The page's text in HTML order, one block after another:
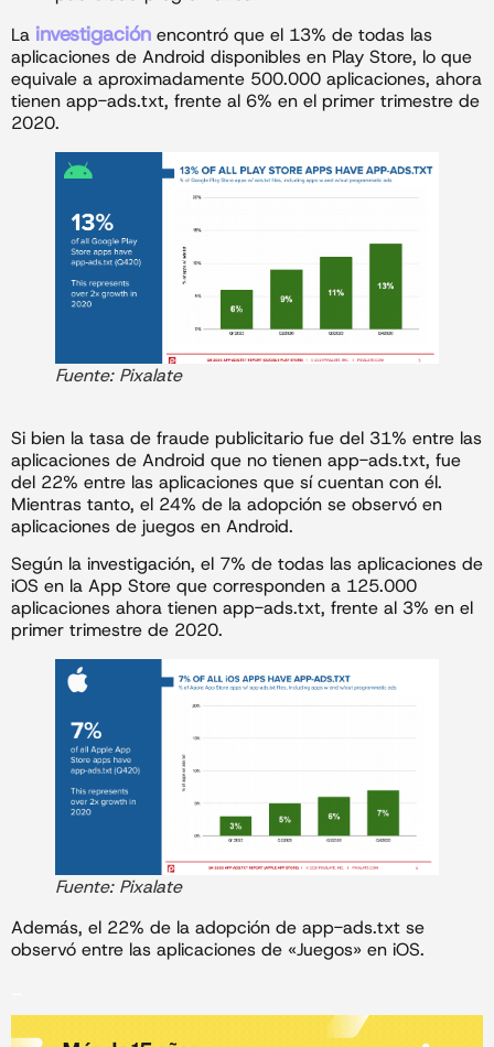
La investigación encontró que el 13% de todas las
aplicaciones de Android disponibles en Play Store, lo que
equivale a aproximadamente 500.000 aplicaciones, ahora
tienen app-ads.txt, frente al 6% en el primer trimestre de
2020.
Fuente: Pixalate
Si bien la tasa de fraude publicitario fue del 31% entre las
aplicaciones de Android que no tienen app-ads.txt, fue
del 22% entre las aplicaciones que sí cuentan con él.
Mientras tanto, el 24% de la adopción se observó en
aplicaciones de juegos en Android.
Según la investigación, el 7% de todas las aplicaciones de
iOS en la App Store que corresponden a 125.000
aplicaciones ahora tienen app-ads.txt, frente al 3% en el
primer trimestre de 2020.
Fuente: Pixalate
Además, el 22% de la adopción de app-ads.txt se
observó entre las aplicaciones de «Juegos» en iOS.